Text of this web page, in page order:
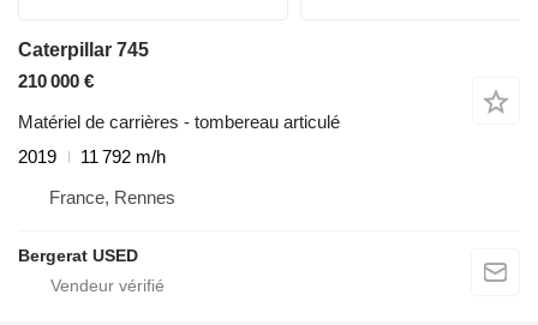
Caterpillar 745
210 000 €
Matériel de carrières - tombereau articulé
2019
11 792 m/h
France, Rennes
Bergerat USED